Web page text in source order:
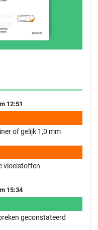
12:51
of gelijk 1,0 mm
vloeistoffen
15:34
geconstateerd